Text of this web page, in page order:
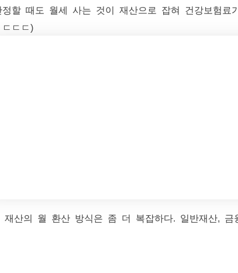
정할 때도 월세 사는 것이 재산으로 잡혀 건강보험료
ㄷㄷ)
재산의 월 환산 방식은 좀 더 복잡하다. 일반재산, 금